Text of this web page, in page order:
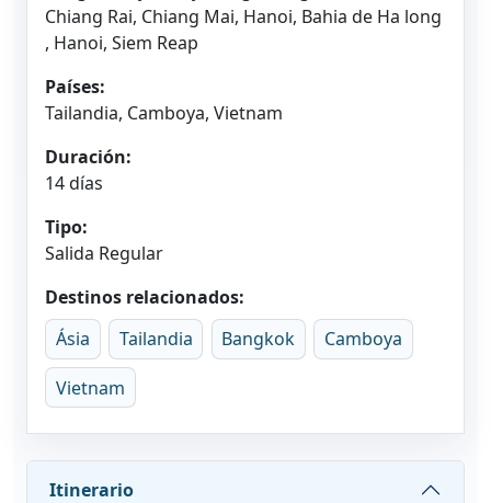
Chiang Rai, Chiang Mai, Hanoi, Bahia de Ha long
, Hanoi, Siem Reap
Países:
Tailandia, Camboya, Vietnam
Duración:
14 días
Tipo:
Salida Regular
Destinos relacionados:
Ásia
Tailandia Bangkok Camboya
Vietnam
Itinerario